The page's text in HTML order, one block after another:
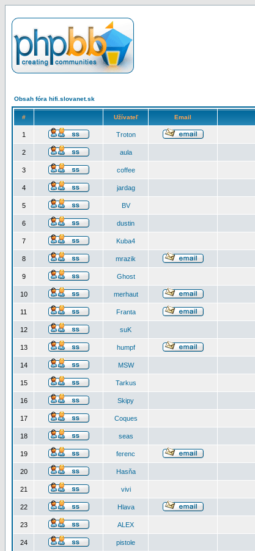
Obsah fóra hifi.slovanet.sk
# Užívateľ Email
1 Troton
2 aula
3 coffee
4 jardag
5 BV
6 dustin
7 Kuba4
8 mrazik
9 Ghost
10 merhaut
11 Franta
12 suK
13 humpf
14 MSW
15 Tarkus
16 Skipy
17 Coques
18 seas
19 ferenc
20 Hasňa
21 vivi
22 Hlava
23 ALEX
24 pistole